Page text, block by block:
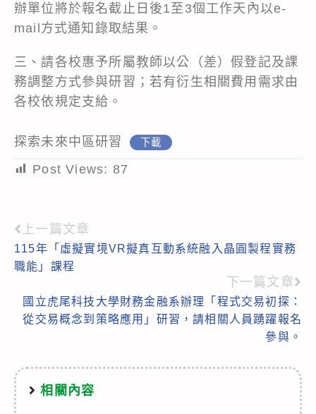
辦單位將於報名截止日後1至3個工作天內以e-
mail方式通知錄取結果。
三、請各校惠予所屬教師以公（差）假登記及課
務調整方式參與研習；若有衍生相關費用需求由
各校依規定支給。
探索未來中區研習 下載
Post Views: 87
Read
more
上一篇文章
115年「虛擬實境VR擬真互動系統融入晶圓製程實務
職能」課程
下一篇文章
國立虎尾科技大學財務金融系辦理「程式交易初探：
從交易概念到策略應用」研習，請相關人員踴躍報名
參與。
相關內容